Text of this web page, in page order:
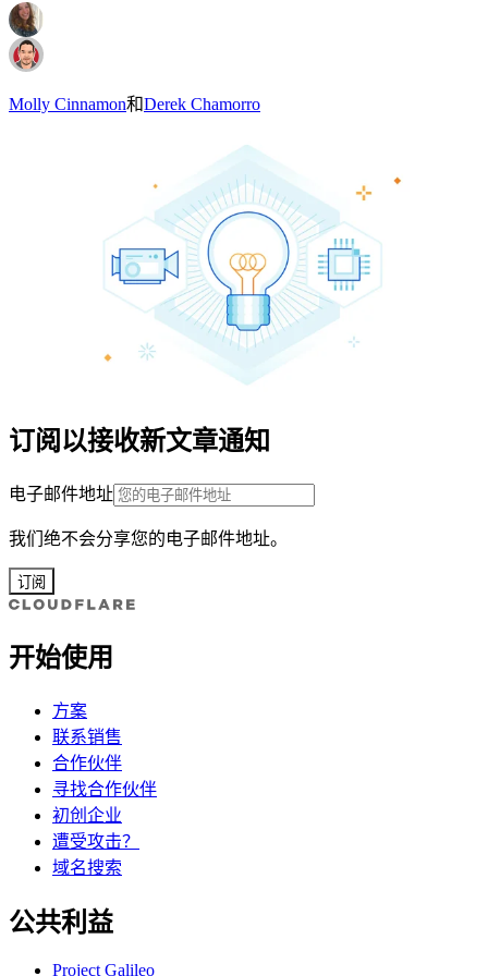
Molly Cinnamon和Derek Chamorro
订阅以接收新文章通知
电子邮件地址
我们绝不会分享您的电子邮件地址。
订阅
开始使用
方案
联系销售
合作伙伴
寻找合作伙伴
初创企业
遭受攻击？
域名搜索
公共利益
Project Galileo